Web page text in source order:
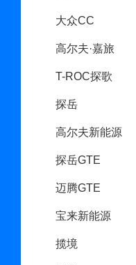
大众CC
高尔夫·嘉旅
T-ROC探歌
探岳
高尔夫新能源
探岳GTE
迈腾GTE
宝来新能源
揽境